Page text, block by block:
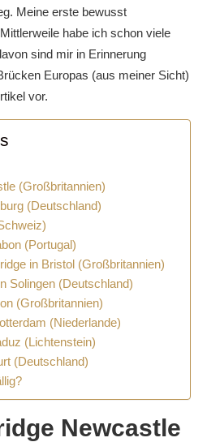
Meine erste bewusst
habe ich schon viele
sind mir in Erinnerung
Europas (aus meiner Sicht)
vor.
(Großbritannien)
(Deutschland)
(Portugal)
in Bristol (Großbritannien)
Solingen (Deutschland)
(Großbritannien)
(Niederlande)
(Lichtenstein)
(Deutschland)
Newcastle